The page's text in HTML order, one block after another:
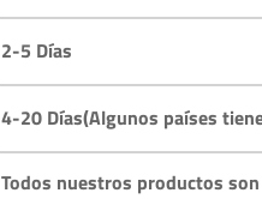
2-5 Días
4-20 Días(Algunos países
Todos nuestros productos